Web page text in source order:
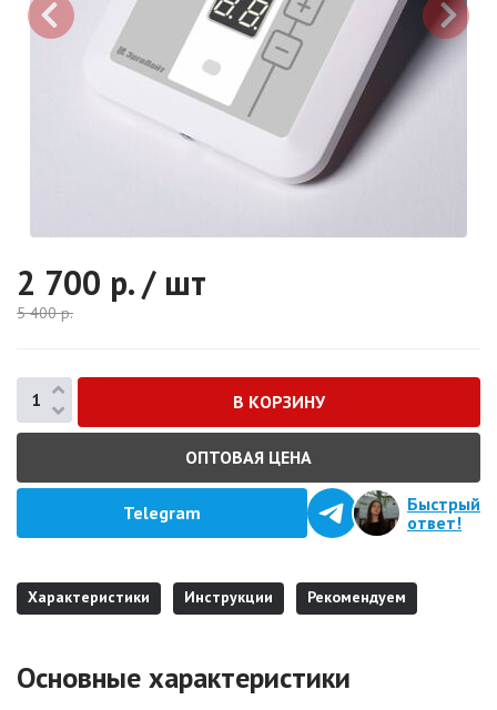
2 700 р. / шт
5 400р.
ОПТОВАЯ ЦЕНА
Telegram
Быстрый
ответ!
Характеристики Инструкции Рекомендуем
Основные характеристики